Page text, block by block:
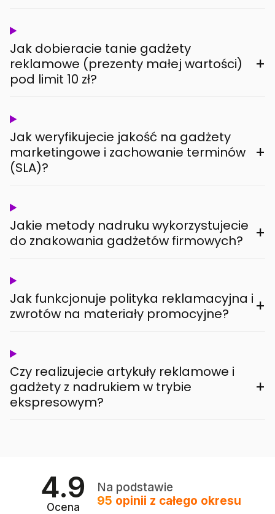
Jak dobieracie tanie gadżety
reklamowe (prezenty małej wartości)
pod limit 10 zł?
+
Jak weryfikujecie jakość na gadżety
marketingowe i zachowanie terminów
(SLA)?
+
Jakie metody nadruku wykorzystujecie
do znakowania gadżetów firmowych?
+
Jak funkcjonuje polityka reklamacyjna i
zwrotów na materiały promocyjne?
+
Czy realizujecie artykuły reklamowe i
gadżety z nadrukiem w trybie
ekspresowym?
+
4.9
Ocena
Na podstawie
95 opinii z całego okresu